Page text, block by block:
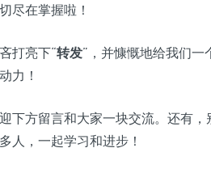
尽在掌握啦！
打亮下“转发”，并慷慨地给我们一
力！
下方留言和大家一块交流。还有
人，一起学习和进步！